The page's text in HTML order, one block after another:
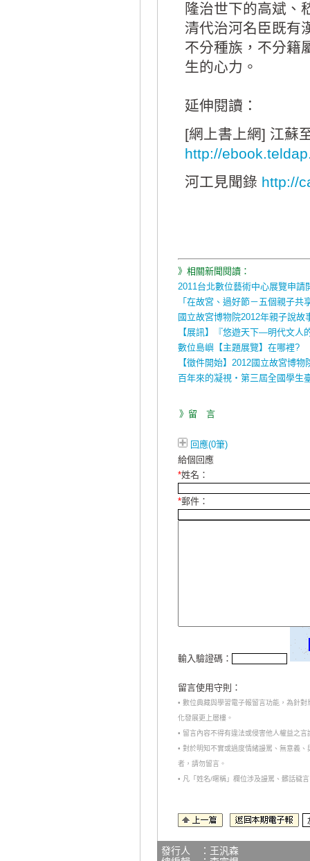
隆治世下的高斌、
清代治河名臣既有
不分種族，不分籍
生的心力。
延伸閱讀：
[網上書上網] 江蘇
http://
河工見聞錄 http://
》相關新聞閱讀：
2011台北數位藝術中心展覽申請
「在故宮、過好節－五個親子共
國立故宮博物院2012年親子說故
【展訊】『悠遊天下—明代文人
數位島嶼【主題展覽】在哪裡?
【徵件開始】2012國立故宮博
百年來的凝視‧第三屆全國學生
》留 言
回應(0筆)
給個回應
*姓名：
*郵件：
輸入驗證碼：
留言使用守則：
• 數位典藏與學習電子報留言功能，為針
化發展更上層樓。
• 留言內容不得有違法或侵害他人權益之
• 對於明知不實或過度情緒謾罵、無意義
者，請勿留言。
• 凡「姓名/暱稱」欄位涉及謾罵、髒話穢
發行人 ：王汎森